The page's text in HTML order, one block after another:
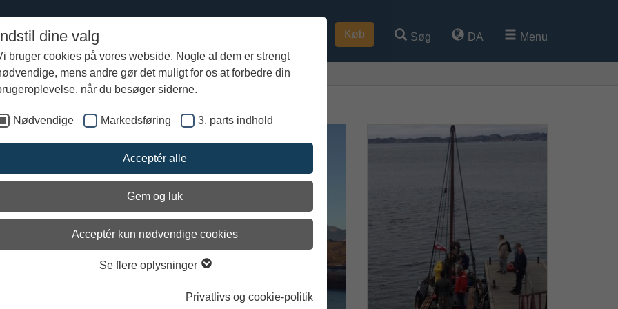
dine valg
bruger cookies på vores webside. Nogle af dem er strengt
mens andre gør det muligt for os at forbedre din
når du besøger siderne.
Nødvendige Markedsføring 3. parts indhold
Acceptér alle
Gem og luk
Acceptér kun nødvendige cookies
Se flere oplysninger
Privatlivs og cookie-politik
Køb Søg DA Menu
i sydvestgrønland 2016 Skjoldungen er nået til Nuuk